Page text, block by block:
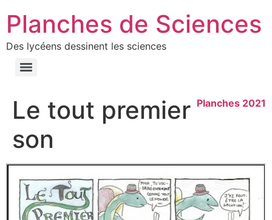
Planches de Sciences
Des lycéens dessinent les sciences
Planches 2021
Le tout premier
son